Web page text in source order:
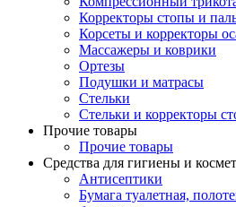
Корректоры стопы и
Корсеты и корректоры
Массажеры и коврики
Ортезы
Подушки и матрасы
Стельки
Стельки и корректоры
Прочие товары
Прочие товары
Средства для гигиены и
Антисептики
Бумага туалетная,